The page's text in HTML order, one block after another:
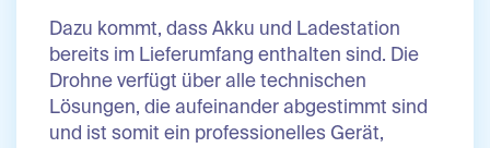
Dazu kommt, dass Akku und Ladestation
bereits im Lieferumfang enthalten sind. Die
Drohne verfügt über alle technischen
Lösungen, die aufeinander abgestimmt sind
und ist somit ein professionelles Gerät,